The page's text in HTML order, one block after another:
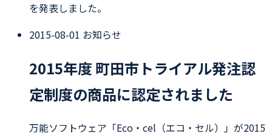
を発表しました。
2015-08-01 お知らせ
2015年度 町田市トライアル発注認
定制度の商品に認定されました
万能ソフトウェア「Eco・cel（エコ・セル）」が2015